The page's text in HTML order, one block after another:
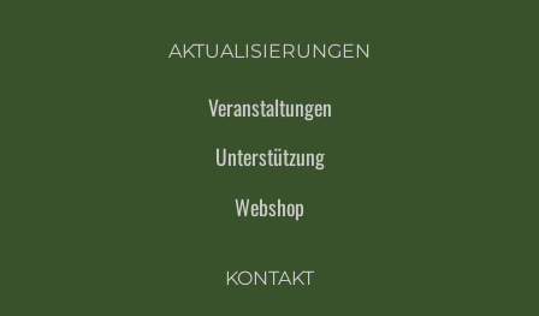
AKTUALISIERUNGEN
Veranstaltungen
Unterstützung
Webshop
KONTAKT